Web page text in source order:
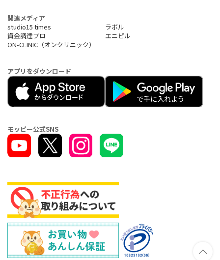
関連メディア
studio15 times
ラボル
資金調達プロ
エニピル
ON-CLINIC（オンクリニック）
アプリをダウンロード
モッピー公式SNS